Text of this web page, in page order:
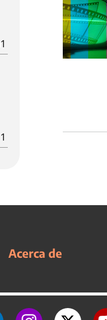
1
1
Acerca de